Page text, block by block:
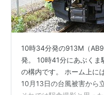
10時34分発の913M（
発。 10時41分にあぶくま
の構内です。 ホーム上に
10月13日の台風被害から